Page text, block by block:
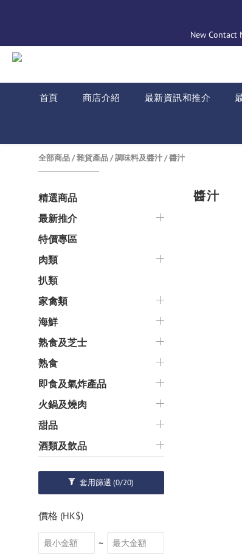
New Contact
首頁 商店介紹 最新資訊和推介
全部商品/雜貨產品/調味料及醬汁/醬汁
精選商品
最新推介
特價專區
肉類
扒類
家禽類
海鮮
熟食及芝士
熟食
即食及氣炸產品
火鍋及燒肉
甜品
酒類及飲品
套用篩選(0/20)
價格 (HK$)
~
醬汁